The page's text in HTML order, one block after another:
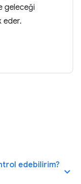
geleceği
eder.
keyboard_arrow_up
edebilirim?